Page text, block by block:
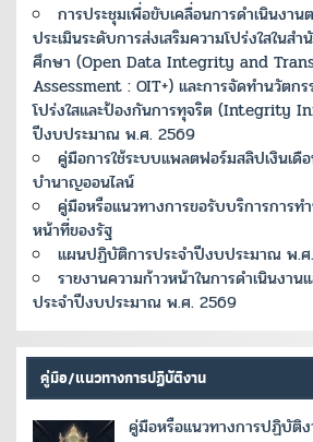
การประชุมเพื่อขับเคลื่อนการดำเนินงาน
ประเมินระดับการส่งเสริมความโปร่งใสในส
ศึกษา (Open Data Integrity and
Assessment : OIT+) และการจัดทำนวัตกร
โปร่งใสและป้องกันการทุจริต (Integrity
ปีงบประมาณ พ.ศ. 2569
คู่มือการใช้ระบบแพลตฟอร์มสลิปเงินเดื
บำนาญออนไลน์
คู่มือหรือแนวทางการขอรับบริการการท
หน้าที่ของรัฐ
แผนปฏิบัติการประจำปีงบประมาณ พ.
รายงานความก้าวหน้าในการดำเนินงา
ประจำปีงบประมาณ พ.ศ. 2569
คู่มือ/แนวทางการปฏิบัติงาน
คู่มือหรือแนวทางการปฏิบัติง